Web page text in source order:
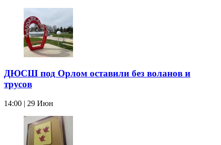
ДЮСШ под Орлом оставили без воланов и
трусов
14:00 | 29 Июн